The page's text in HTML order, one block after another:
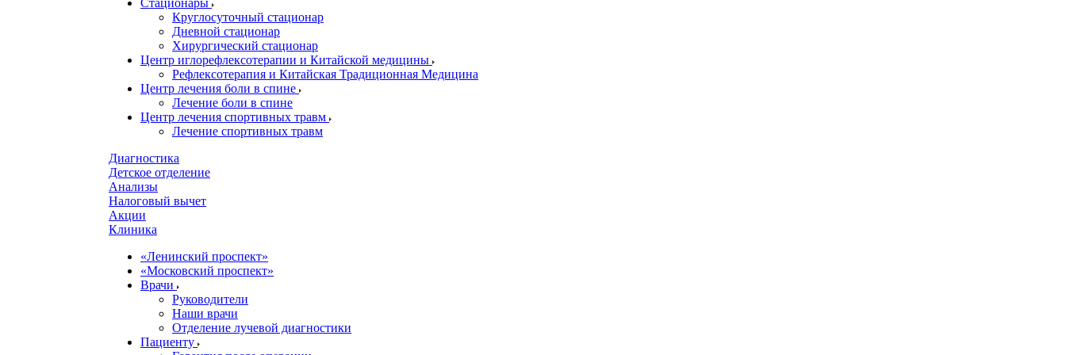
Стационары
Круглосуточный стационар
Дневной стационар
Хирургический стационар
Центр иглорефлексотерапии и Китайской медицины
Рефлексотерапия и Китайская Традиционная Медицина
Центр лечения боли в спине
Лечение боли в спине
Центр лечения спортивных травм
Лечение спортивных травм
Диагностика
Детское отделение
Анализы
Налоговый вычет
Акции
Клиника
«Ленинский проспект»
«Московский проспект»
Врачи
Руководители
Наши врачи
Отделение лучевой диагностики
Пациенту